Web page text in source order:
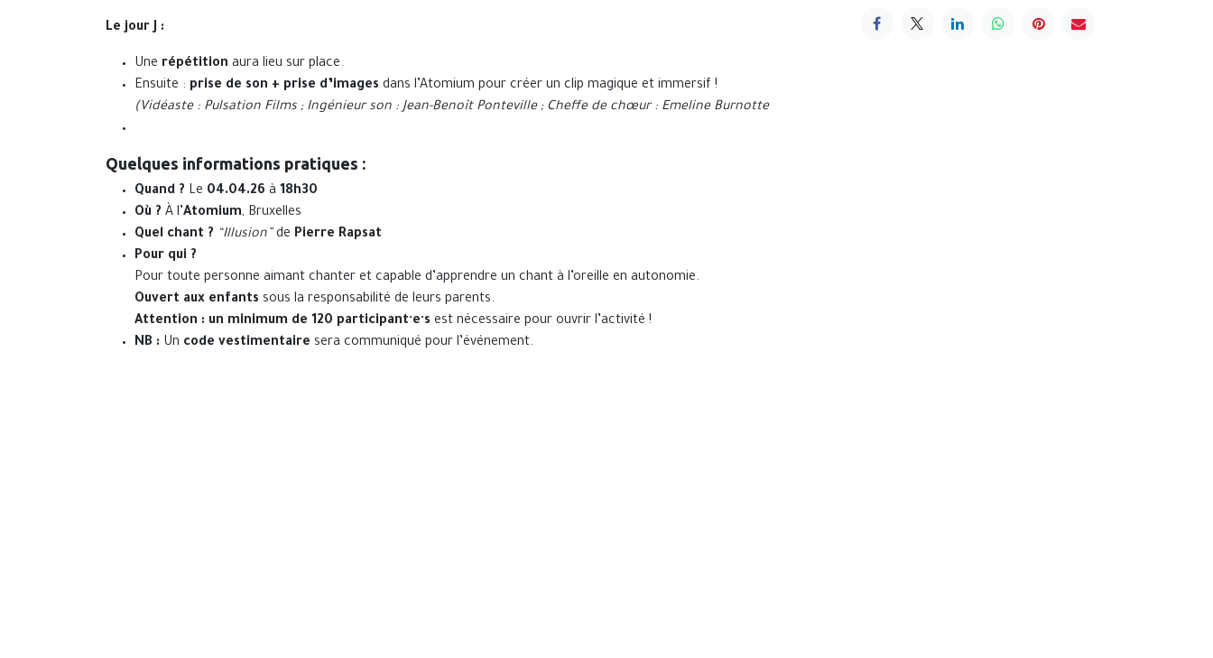
Le jour J :
Une répétition aura lieu sur place.
Ensuite : prise de son + prise d’images dans l’Atomium pour créer un clip magique et immersif !
(Vidéaste : Pulsation Films ; Ingénieur son : Jean-Benoît Ponteville ; Cheffe de chœur : Emeline Burnotte
Quelques informations pratiques :
Quand ? Le 04.04.26 à 18h30
Où ? À l’Atomium, Bruxelles
Quel chant ? “Illusion”de Pierre Rapsat
Pour qui ?
Pour toute personne aimant chanter et capable d’apprendre un chant à l’oreille en autonomie.
Ouvert aux enfants sous la responsabilité de leurs parents.
Attention : un minimum de 120 participant·e·s est nécessaire pour ouvrir l’activité !
NB : Un code vestimentaire sera communiqué pour l’événement.